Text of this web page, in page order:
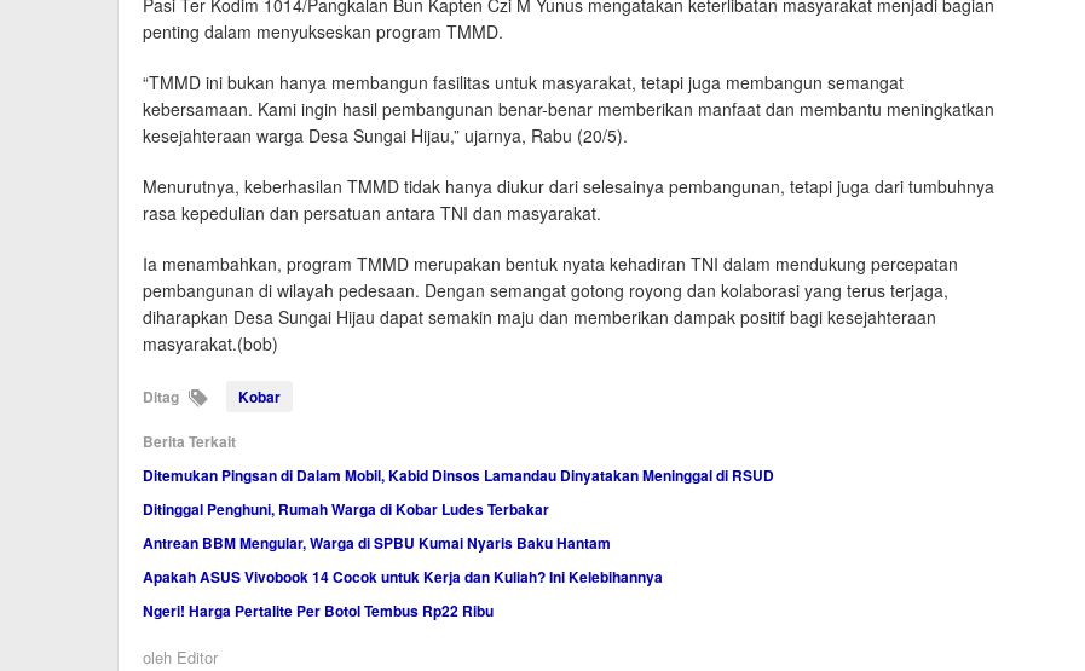
Pasi Ter Kodim 1014/Pangkalan Bun Kapten Czi M Yunus mengatakan keterlibatan masyarakat menjadi bagian
penting dalam menyukseskan program TMMD.
“TMMD ini bukan hanya membangun fasilitas untuk masyarakat, tetapi juga membangun semangat
kebersamaan. Kami ingin hasil pembangunan benar-benar memberikan manfaat dan membantu meningkatkan
kesejahteraan warga Desa Sungai Hijau,” ujarnya, Rabu (20/5).
Menurutnya, keberhasilan TMMD tidak hanya diukur dari selesainya pembangunan, tetapi juga dari tumbuhnya
rasa kepedulian dan persatuan antara TNI dan masyarakat.
Ia menambahkan, program TMMD merupakan bentuk nyata kehadiran TNI dalam mendukung percepatan
pembangunan di wilayah pedesaan. Dengan semangat gotong royong dan kolaborasi yang terus terjaga,
diharapkan Desa Sungai Hijau dapat semakin maju dan memberikan dampak positif bagi kesejahteraan
masyarakat.(bob)
Ditag Kobar
Berita Terkait
Ditemukan Pingsan di Dalam Mobil, Kabid Dinsos Lamandau Dinyatakan Meninggal di RSUD
Ditinggal Penghuni, Rumah Warga di Kobar Ludes Terbakar
Antrean BBM Mengular, Warga di SPBU Kumai Nyaris Baku Hantam
Apakah ASUS Vivobook 14 Cocok untuk Kerja dan Kuliah? Ini Kelebihannya
Ngeri! Harga Pertalite Per Botol Tembus Rp22 Ribu
oleh Editor